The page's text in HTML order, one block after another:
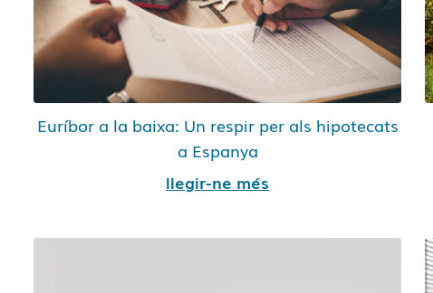
Euríbor a la baixa: Un respir per als hipotecats
a Espanya
llegir-ne més